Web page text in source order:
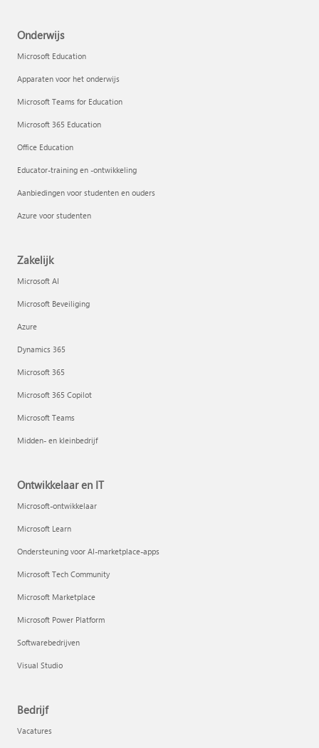
Onderwijs
Microsoft Education
Apparaten voor het onderwijs
Microsoft Teams for Education
Microsoft 365 Education
Office Education
Educator-training en -ontwikkeling
Aanbiedingen voor studenten en ouders
Azure voor studenten
Zakelijk
Microsoft AI
Microsoft Beveiliging
Azure
Dynamics 365
Microsoft 365
Microsoft 365 Copilot
Microsoft Teams
Midden- en kleinbedrijf
Ontwikkelaar en IT
Microsoft-ontwikkelaar
Microsoft Learn
Ondersteuning voor AI-marketplace-apps
Microsoft Tech Community
Microsoft Marketplace
Microsoft Power Platform
Softwarebedrijven
Visual Studio
Bedrijf
Vacatures